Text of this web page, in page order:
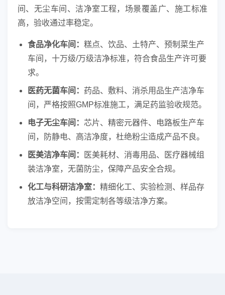
间、无尘车间、洁净室工程，场景覆盖广、施工标准
高，验收通过率稳定。
食品净化车间： 糕点、饮品、土特产、预制菜生产
车间，十万级/万级洁净标准，符合食品生产许可要
求。
医药无菌车间： 药品、敷料、消杀用品生产洁净车
间，严格按照GMP标准施工，满足药监验收规范。
电子无尘车间： 芯片、精密元器件、电路板生产车
间，防静电、高洁净度，杜绝粉尘造成产品不良。
医美洁净车间：
医美耗材、消毒用品、医疗器械组
装洁净室，无菌防尘，保障产品安全合规。
化工与科研洁净室： 精细化工、实验检测、样品存
放洁净空间，按需定制各等级洁净方案。